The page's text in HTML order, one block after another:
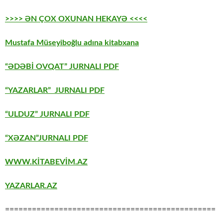
>>>> ƏN ÇOX OXUNAN HEKAYƏ <<<<
Mustafa Müseyiboğlu adına kitabxana
“ƏDƏBİ OVQAT” JURNALI PDF
“YAZARLAR” JURNALI PDF
“ULDUZ” JURNALI PDF
“XƏZAN”JURNALI PDF
WWW.KİTABEVİM.AZ
YAZARLAR.AZ
===============================================